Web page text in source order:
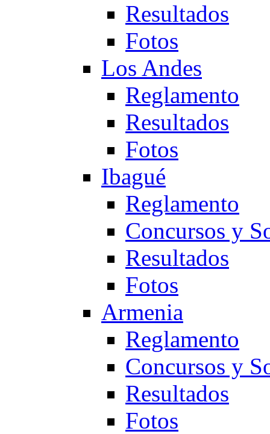
Resultados
Fotos
Los Andes
Reglamento
Resultados
Fotos
Ibagué
Reglamento
Concursos y
Resultados
Fotos
Armenia
Reglamento
Concursos y
Resultados
Fotos